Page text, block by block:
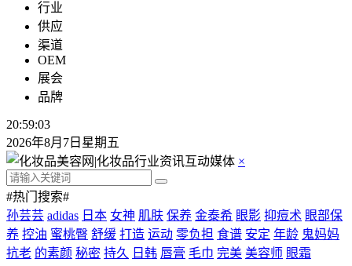
行业
供应
渠道
OEM
展会
品牌
20:59:04
2026年8月7日星期五
×
#热门搜索#
孙芸芸 adidas 日本 女神 肌肤 保养 金泰希 眼影 抑痘术 眼部保
养 控油 蜜桃臀 舒缓 打造 运动 零负担 食谱 安定 年龄 鬼妈妈
抗老 的素颜 秘密 持久 日韩 唇膏 毛巾 完美 美容师 眼霜